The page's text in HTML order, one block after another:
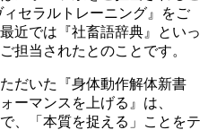
セラルトレーニング』をご
近では『社畜語辞典』といっ
担当されたとのことです。
だいた『身体動作解体新書
ーマンスを上げる』は、
、「本質を捉える」ことをテ